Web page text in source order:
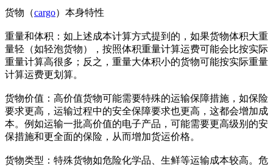
货物（cargo）本身特性
重量和体积：如上述成本计算方式提到的，如果货物体积大重
量轻（如轻泡货物），按照体积重量计算运费可能会比按实际
重量计算高很多；反之，重量大体积小的货物可能按实际重量
计算运费更划算。
货物价值：高价值货物可能需要特殊的运输保障措施，如保险
要求更高，运输过程中的安全保障要求也更高，这都会增加成
本。例如运输一批高价值的电子产品，可能需要更高级别的安
保措施和更全面的保险，从而增加货运价格。
货物类型：特殊货物如危险化学品、生鲜等运输成本较高。危